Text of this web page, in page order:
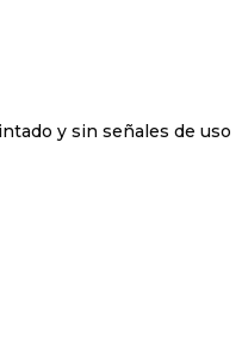
y sin señales de uso